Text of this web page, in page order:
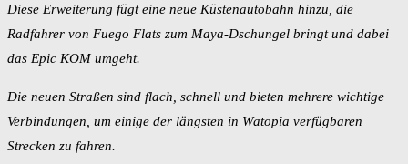
Diese Erweiterung fügt eine neue Küstenautobahn hinzu, die
Radfahrer von Fuego Flats zum Maya-Dschungel bringt und dabei
das Epic KOM umgeht.
Die neuen Straßen sind flach, schnell und bieten mehrere wichtige
Verbindungen, um einige der längsten in Watopia verfügbaren
Strecken zu fahren.